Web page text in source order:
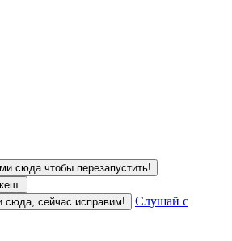
сюда чтобы перезапустить!
сейчас исправим!
Слушай с